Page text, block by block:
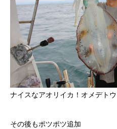
ナイスなアオリイカ！オメデト
その後もポツポツ追加